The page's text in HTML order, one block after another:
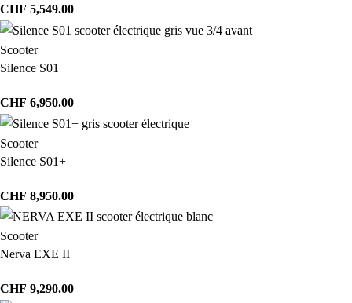
CHF 5,549.00
Scooter
Silence S01
CHF 6,950.00
Scooter
Silence S01+
CHF 8,950.00
Scooter
Nerva EXE II
CHF 9,290.00